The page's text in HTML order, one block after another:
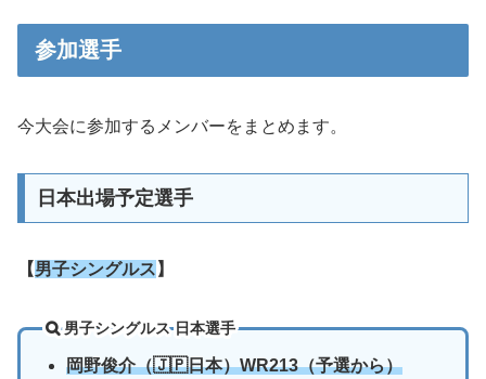
参加選手
今大会に参加するメンバーをまとめます。
日本出場予定選手
【男子シングルス 】
男子シングルス 日本選手
岡野俊介（🇯🇵日本）WR213（予選から）